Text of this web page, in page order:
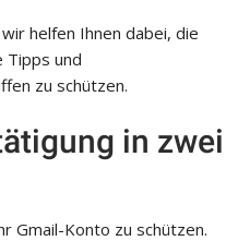
helfen Ihnen dabei, die
Tipps und
zu schützen.
in zwei
Gmail-Konto zu schützen.